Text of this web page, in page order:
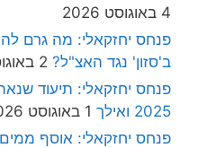
4 באוגוסט 2026
פנחס יחזקאלי: מה גרם
ב'סזון' נגד האצ"ל? 2 באוגוסט 2026
פנחס יחזקאלי: תיעוד
2025 ואילך
1 באוגוסט 2026
פנחס יחזקאלי: אוסף